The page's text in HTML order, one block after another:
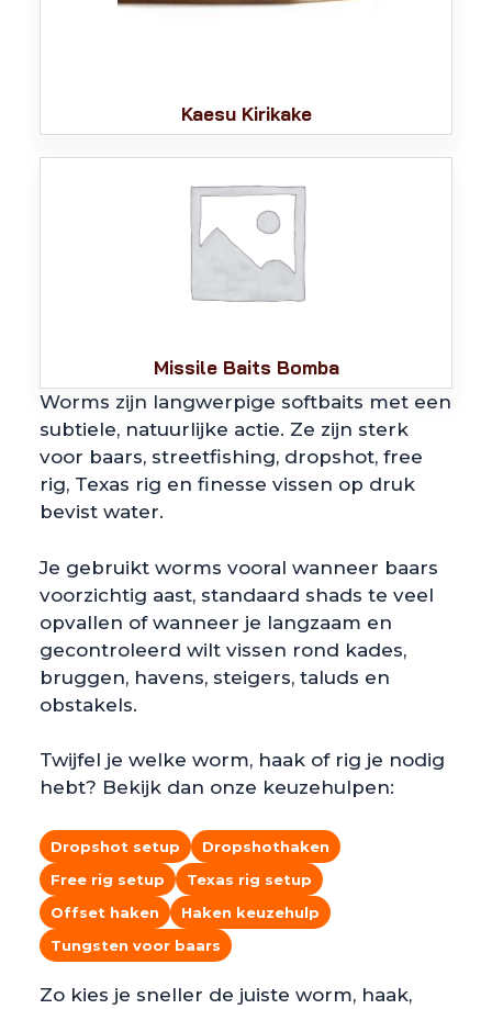
Kaesu Kirikake
Missile Baits Bomba
Worms zijn langwerpige softbaits met een
subtiele, natuurlijke actie. Ze zijn sterk
voor baars, streetfishing, dropshot, free
rig, Texas rig en finesse vissen op druk
bevist water.
Je gebruikt worms vooral wanneer baars
voorzichtig aast, standaard shads te veel
opvallen of wanneer je langzaam en
gecontroleerd wilt vissen rond kades,
bruggen, havens, steigers, taluds en
obstakels.
Twijfel je welke worm, haak of rig je nodig
hebt? Bekijk dan onze keuzehulpen:
Dropshot setup
Dropshothaken
Free rig setup
Texas rig setup
Offset haken
Haken keuzehulp
Tungsten voor baars
Zo kies je sneller de juiste worm, haak,